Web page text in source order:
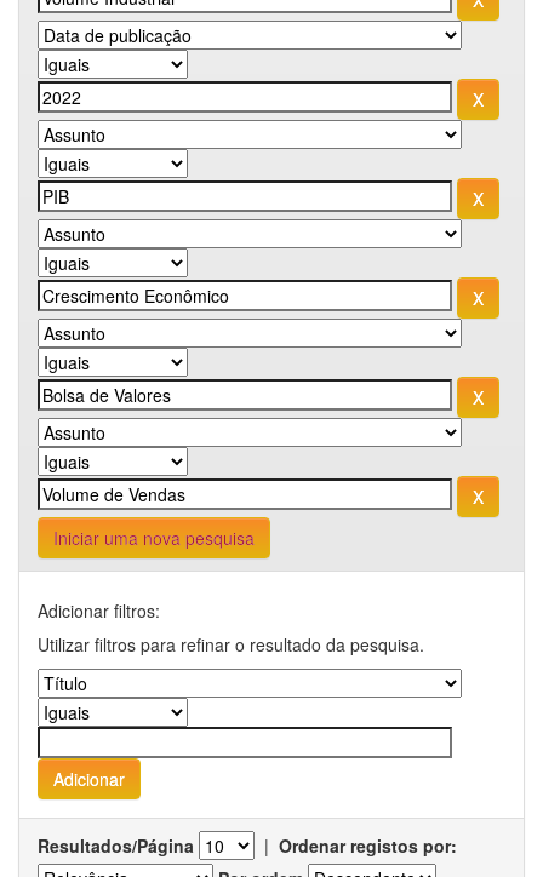
Iniciar uma nova pesquisa
Adicionar filtros:
Utilizar filtros para refinar o resultado da pesquisa.
Resultados/Página | Ordenar registos por: